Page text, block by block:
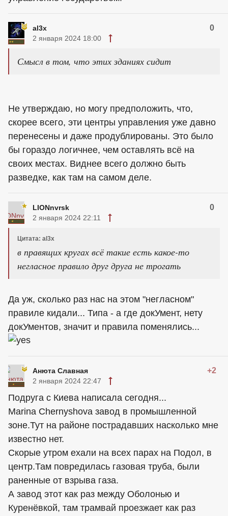
al3x 0
2 января 2024 18:00
Смысл в том, что этих зданиях сидит
Не утверждаю, но могу предположить, что,
скорее всего, эти центры управления уже давно
перенесены и даже продублированы. Это было
бы гораздо логичнее, чем оставлять всё на
своих местах. Виднее всего должно быть
разведке, как там на самом деле.
LIONnvrsk 0
2 января 2024 22:11
Цитата: al3x
в правящих кругах всё такие есть какое-то
негласное правило друг друга не трогать
Да уж, сколько раз нас на этом "негласном"
правиле кидали... Типа - а где докУмент, нету
докУментов, значит и правила поменялись...
Анюта Славная +2
2 января 2024 22:47
Подруга с Киева написала сегодня...
Marina Chernyshova завод в промышленной
зоне.Тут на районе пострадавших насколько мне
известно нет.
Скорые утром ехали на всех парах на Подол, в
центр.Там повредилась газовая труба, были
раненные от взрыва газа.
А завод этот как раз между Оболонью и
Куренёвкой, там трамвай проезжает как раз